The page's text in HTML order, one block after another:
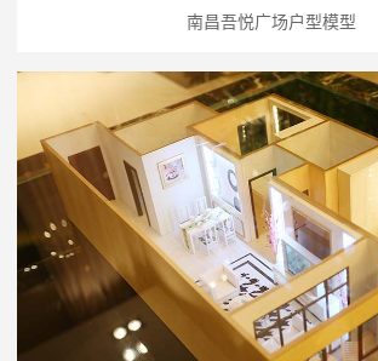
南昌吾悦广场户型模型